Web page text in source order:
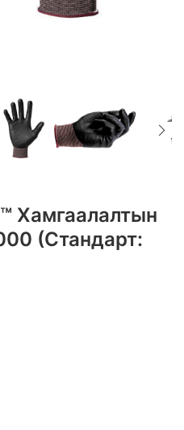
Хамгаалалтын
(Стандарт: